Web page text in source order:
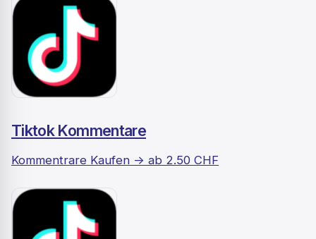
Tiktok Kommentare
Kommentrare Kaufen -> ab 2.50 CHF